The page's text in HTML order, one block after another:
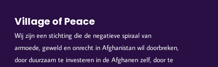
Village of Peace
Wij zijn een stichting die de negatieve spiraal van
armoede, geweld en onrecht in Afghanistan wil doorbreken,
door duurzaam te investeren in de Afghanen zelf, door te